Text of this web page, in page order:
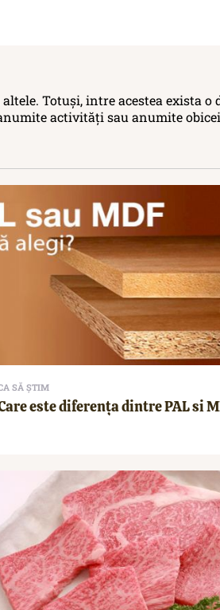
Totuși, intre acestea exista
activități sau anumite
SĂ ȘTIM
este diferența dintre PAL si